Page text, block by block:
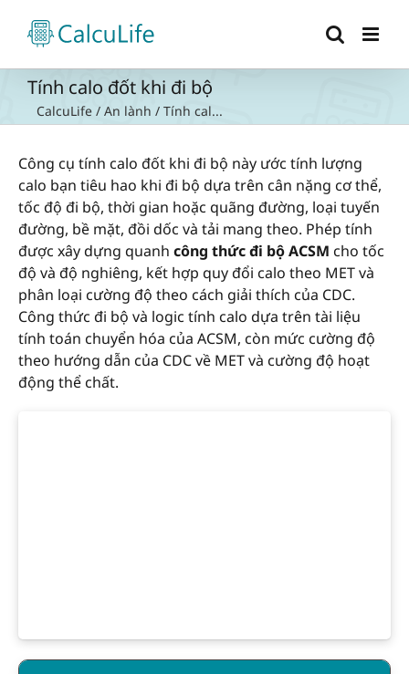
content
Tính calo đốt khi đi bộ
CalcuLife / An lành / Tính cal...
Công cụ tính calo đốt khi đi bộ này ước tính lượng
calo bạn tiêu hao khi đi bộ dựa trên cân nặng cơ thể,
tốc độ đi bộ, thời gian hoặc quãng đường, loại tuyến
đường, bề mặt, đồi dốc và tải mang theo. Phép tính
được xây dựng quanh công thức đi bộ ACSM cho tốc
độ và độ nghiêng, kết hợp quy đổi calo theo MET và
phân loại cường độ theo cách giải thích của CDC.
Công thức đi bộ và logic tính calo dựa trên tài liệu
tính toán chuyển hóa của ACSM, còn mức cường độ
theo hướng dẫn của CDC về MET và cường độ hoạt
động thể chất.